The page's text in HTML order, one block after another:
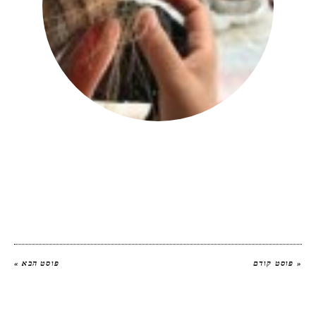
« פוסט קודם פוסט הבא »